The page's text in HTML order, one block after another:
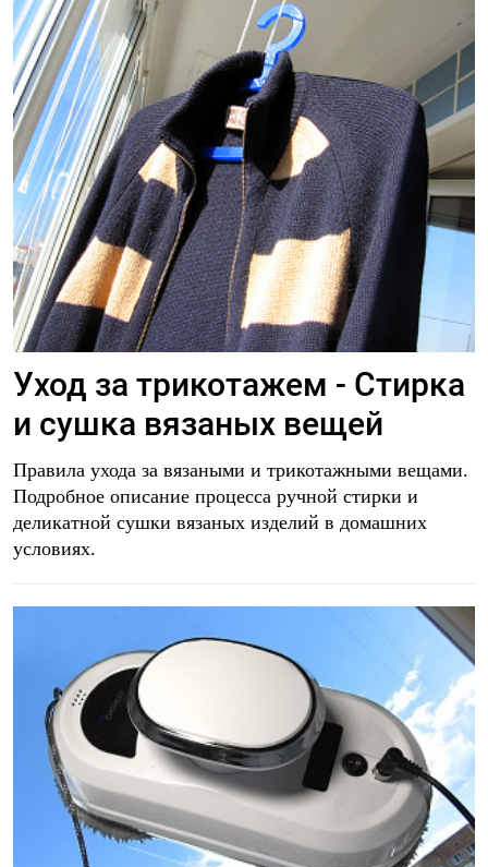
Уход за трикотажем - Стирка
и сушка вязаных вещей
Правила ухода за вязаными и трикотажными вещами.
Подробное описание процесса ручной стирки и
деликатной сушки вязаных изделий в домашних
условиях.